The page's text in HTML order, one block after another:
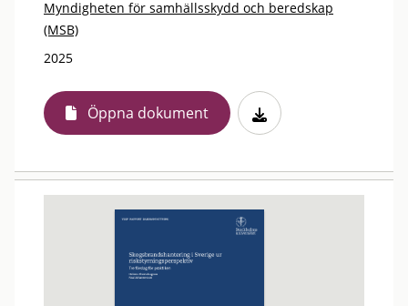
Myndigheten för samhällsskydd och beredskap
(MSB)
2025
Öppna dokument